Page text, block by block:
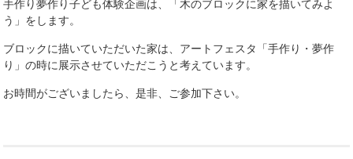
手作り夢作り子ども体験企画は、「木のブロックに家を描いてみよ
う」 をします。
ブロックに描いていただいた家は、アートフェスタ「手作り・夢作
り」の時に展示させていただこうと考えています。
お時間がございましたら、是非、ご参加下さい。